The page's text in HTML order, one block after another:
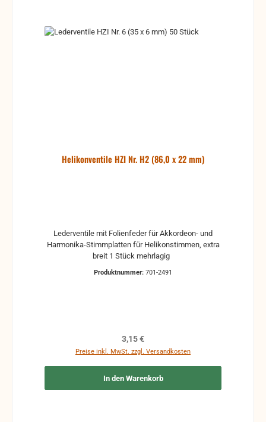
Helikonventile HZI Nr. H2 (86,0 x 22 mm)
Lederventile mit Folienfeder für Akkordeon- und
Harmonika-Stimmplatten für Helikonstimmen, extra
Produktnummer: 701-2491
Regulärer Preis:
3,15 €
Preise inkl. MwSt. zzgl. Versandkosten
In den Warenkorb